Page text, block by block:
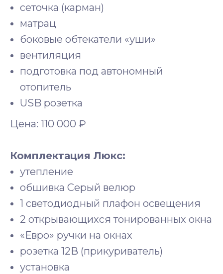
сеточка (карман)
матрац
боковые обтекатели «уши»
вентиляция
подготовка под автономный
отопитель
USB розетка
Цена: 110 000 ₽
Комплектация Люкс:
утепление
обшивка Серый велюр
1 светодиодный плафон освещения
2 открывающихся тонированных окна
«Евро» ручки на окнах
розетка 12В (прикуриватель)
установка